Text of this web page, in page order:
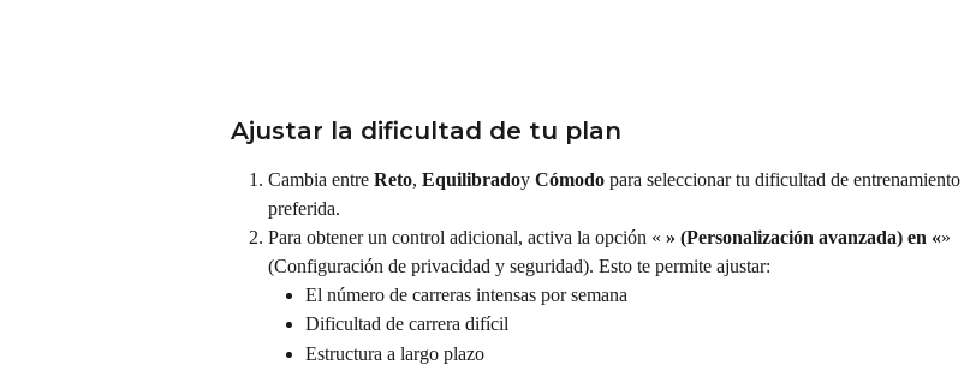
Ajustar la dificultad de tu plan
Cambia entre Reto, Equilibradoy Cómodo para seleccionar tu dificultad de entrenamiento
preferida.
Para obtener un control adicional, activa la opción « » (Personalización avanzada) en «»
(Configuración de privacidad y seguridad). Esto te permite ajustar:
El número de carreras intensas por semana
Dificultad de carrera difícil
Estructura a largo plazo